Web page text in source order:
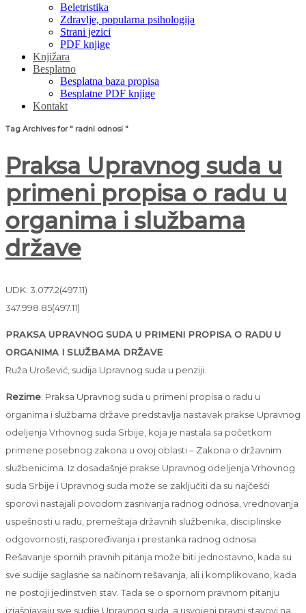
Beletristika
Zdravlje, popularna psihologija
Strani jezici
PDF knjige
Knjižara
Besplatno
Besplatna baza propisa
Besplatne PDF knjige
Kontakt
Tag Archives for " radni odnosi "
Praksa Upravnog suda u
primeni propisa o radu u
organima i službama
države
UDK: 3.077.2(497.11)
347.998.85(497.11)
PRAKSA UPRAVNOG SUDA U PRIMENI PROPISA O RADU U
ORGANIMA I SLUŽBAMA DRŽAVE
Ruža Urošević, sudija Upravnog suda u penziji.
Rezime: Praksa Upravnog suda u primeni propisa o radu u
organima i službama države predstavlja nastavak prakse Upravnog
odeljenja Vrhovnog suda Srbije, koja je nastala sa početkom
primene posebnog zakona u ovoj oblasti – Zakona o državnim
službenicima. Iz dosadašnje prakse Upravnog odeljenja Vrhovnog
suda Srbije i Upravnog suda može se zaključiti da su najčešći
sporovi nastajali povodom zasnivanja radnog odnosa, vrednovanja
uspešnosti u radu, premeštaja državnih službenika, disciplinske
odgovornosti, raspoređivanja i prestanka radnog odnosa.
Rešavanje spornih pravnih pitanja može biti jednostavno, kada su
sve sudije saglasne sa načinom rešavanja, ali i komplikovano, kada
ne postoji jedinstven stav. Tada se o spornom pravnom pitanju
izjašnjavaju sve sudije Upravnog suda, a usvojeni pravni stavovi na